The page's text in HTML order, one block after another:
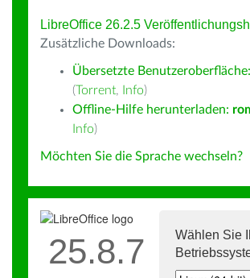
LibreOffice 26.2.5
Zusätzliche Downloads:
Übersetzte Benutzeroberfläche:
(Torrent, Info)
Offline-Hilfe herunterladen:
Info)
Möchten Sie die Sprache wechseln?
Wählen Sie
25.8.7